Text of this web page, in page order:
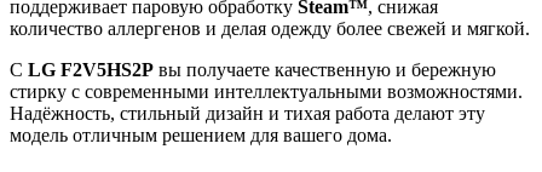
поддерживает паровую обработку Steam™, снижая
количество аллергенов и делая одежду более свежей и мягкой.
С LG F2V5HS2P вы получаете качественную и бережную
стирку с современными интеллектуальными возможностями.
Надёжность, стильный дизайн и тихая работа делают эту
модель отличным решением для вашего дома.